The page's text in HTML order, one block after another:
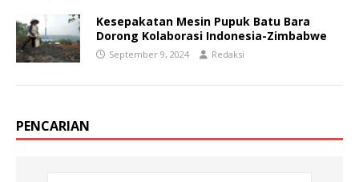
Kesepakatan Mesin Pupuk Batu Bara
Dorong Kolaborasi Indonesia-Zimbabwe
September 9, 2024 Redaksi
PENCARIAN